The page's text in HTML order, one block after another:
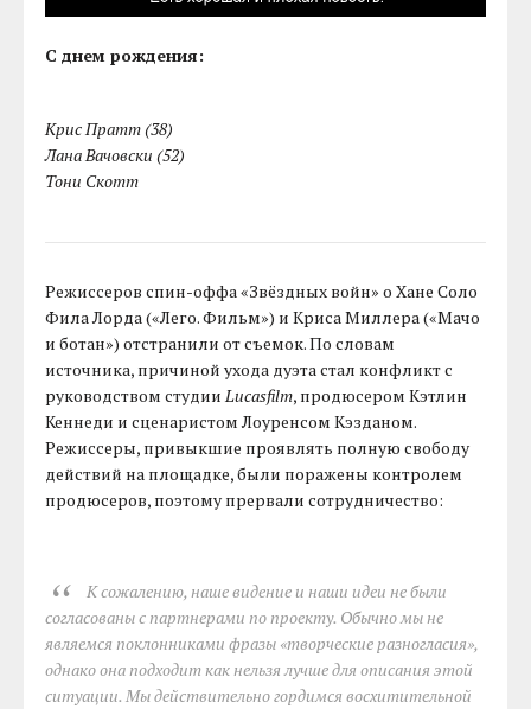
С днем рождения:
Крис Пратт (38)
Лана Вачовски (52)
Тони Скотт
Режиссеров спин-оффа «Звёздных войн» о Хане Соло
Фила Лорда («Лего. Фильм») и Криса Миллера («Мачо
и ботан») отстранили от съемок. По словам
источника, причиной ухода дуэта стал конфликт с
руководством студииLucasfilm, продюсером Кэтлин
Кеннеди и сценаристом Лоуренсом Кэзданом.
Режиссеры, привыкшие проявлять полную свободу
действий на площадке, были поражены контролем
продюсеров, поэтому прервали сотрудничество:
К сожалению, наше видение и наши идеи не были
согласованы с партнерами по проекту. Обычно мы не
являемся поклонниками фразы «творческие разногласия»,
однако она подходит как нельзя лучше для описания этой
ситуации. Мы действительно гордимся восхитительной